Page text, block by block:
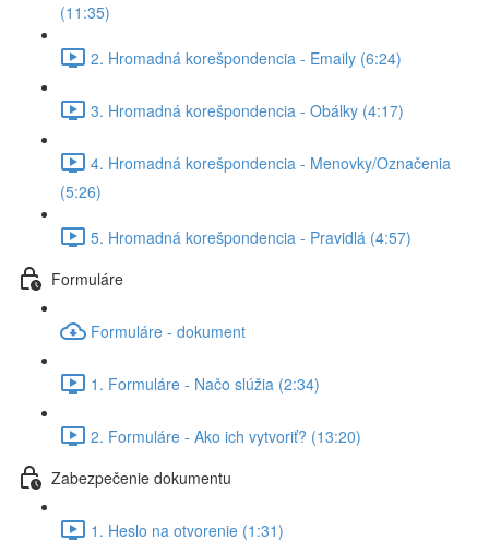
(11:35)
2. Hromadná korešpondencia - Emaily (6:24)
3. Hromadná korešpondencia - Obálky (4:17)
4. Hromadná korešpondencia - Menovky/Označenia
(5:26)
5. Hromadná korešpondencia - Pravidlá (4:57)
Formuláre
Formuláre - dokument
1. Formuláre - Načo slúžia (2:34)
2. Formuláre - Ako ich vytvoriť? (13:20)
Zabezpečenie dokumentu
1. Heslo na otvorenie (1:31)